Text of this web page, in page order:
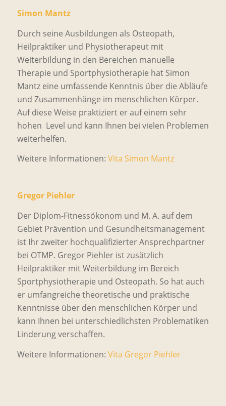
Simon Mantz
Durch seine Ausbildungen als Osteopath,
Heilpraktiker und Physiotherapeut mit
Weiterbildung in den Bereichen manuelle
Therapie und Sportphysiotherapie hat Simon
Mantz eine umfassende Kenntnis über die Abläufe
und Zusammenhänge im menschlichen Körper.
Auf diese Weise praktiziert er auf einem sehr
hohen Level und kann Ihnen bei vielen Problemen
weiterhelfen.
Weitere Informationen: Vita Simon Mantz
Gregor Piehler
Der Diplom-Fitnessökonom und M. A. auf dem
Gebiet Prävention und Gesundheitsmanagement
ist Ihr zweiter hochqualifizierter Ansprechpartner
bei OTMP. Gregor Piehler ist zusätzlich
Heilpraktiker mit Weiterbildung im Bereich
Sportphysiotherapie und Osteopath. So hat auch
er umfangreiche theoretische und praktische
Kenntnisse über den menschlichen Körper und
kann Ihnen bei unterschiedlichsten Problematiken
Linderung verschaffen.
Weitere Informationen: Vita Gregor Piehler